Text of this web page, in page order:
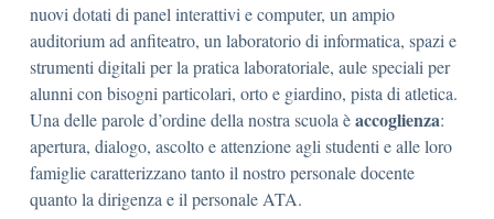
nuovi dotati di panel interattivi e computer, un ampio
auditorium ad anfiteatro, un laboratorio di informatica, spazi e
strumenti digitali per la pratica laboratoriale, aule speciali per
alunni con bisogni particolari, orto e giardino, pista di atletica.
Una delle parole d’ordine della nostra scuola èaccoglienza:
apertura, dialogo, ascolto e attenzione agli studenti e alle loro
famiglie caratterizzano tanto il nostro personale docente
quanto la dirigenza e il personale ATA.